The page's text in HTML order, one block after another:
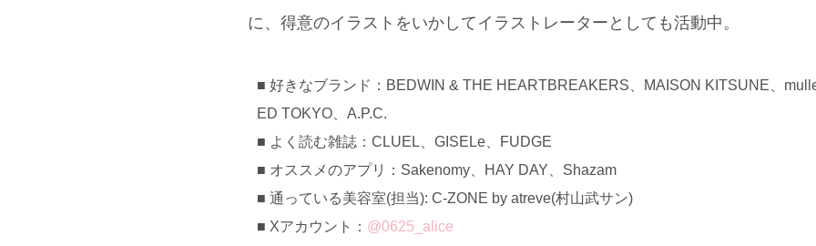
に、得意のイラストをいかしてイラストレーターとしても活動中。
好きなブランド：BEDWIN & THE HEARTBREAKERS、MAISON KITSUNE、
ED TOKYO、A.P.C.
よく読む雑誌：CLUEL、GISELe、FUDGE
オススメのアプリ：Sakenomy、HAY DAY、Shazam
通っている美容室(担当): C-ZONE by atreve(村山武サン)
Xアカウント： @0625_alice